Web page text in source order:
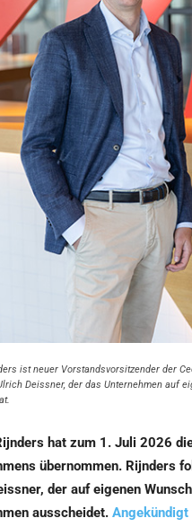
ist neuer Vorstandsvorsitzender der
Deissner, der das Unternehmen auf
hat zum 1. Juli 2026
übernommen. Rijnders
der auf eigenen
ausscheidet. Angekündigt